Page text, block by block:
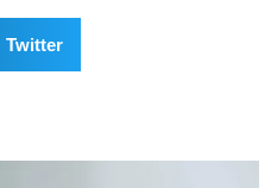
Twitter